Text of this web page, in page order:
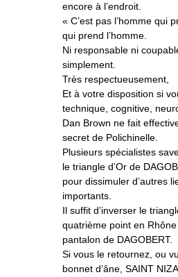
encore à l’endroit.
« C’est pas l’homme qui
qui prend l’homme.
Ni responsable ni
simplement.
Très respectueusement,
Et à votre disposition si
technique, cognitive,
Dan Brown ne fait
secret de Polichinelle.
Plusieurs spécialistes
le triangle d’Or de
pour dissimuler d’autres
importants.
Il suffit d’inverser le
quatrième point en
pantalon de DAGOBERT.
Si vous le retournez, ou
bonnet d’âne, SAINT